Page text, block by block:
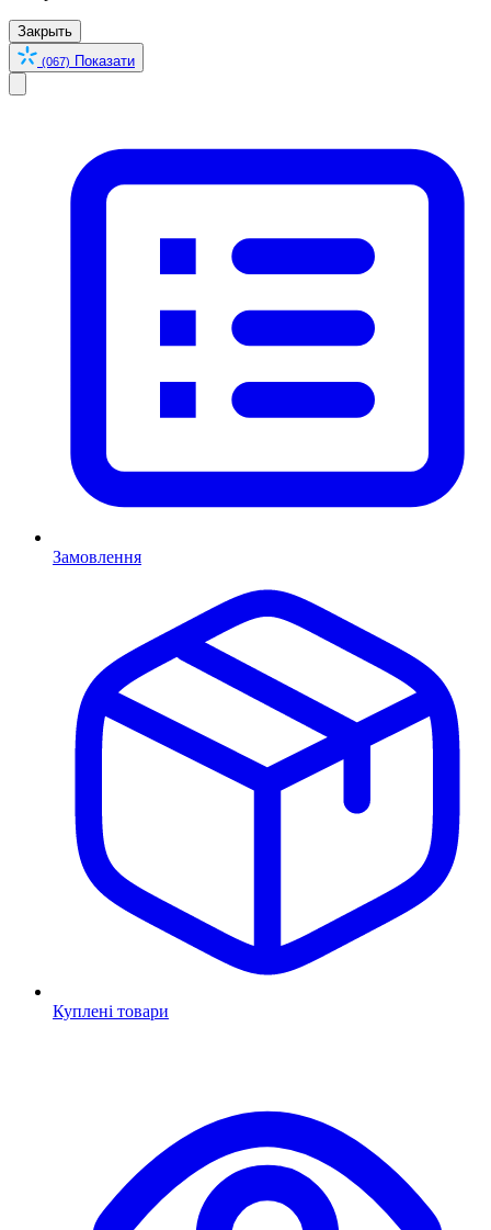
Закрыть
(067) Показати
Замовлення
Куплені товари